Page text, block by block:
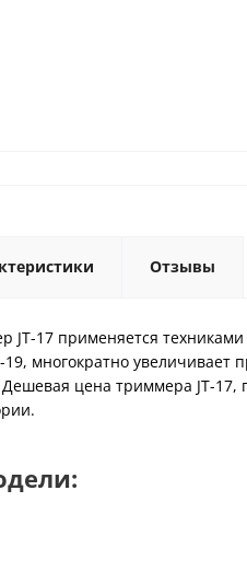
Отзывы
JT-17 применяется
многократно
цена триммера JT-17,